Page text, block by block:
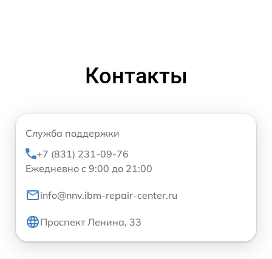
Контакты
Служба поддержки
+7 (831) 231-09-76
Ежедневно с 9:00 до 21:00
info@nnv.ibm-repair-center.ru
Проспект Ленина, 33